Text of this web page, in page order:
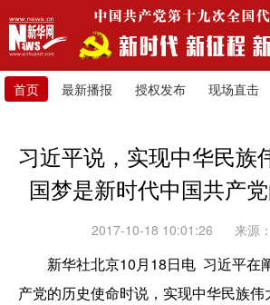
首页 最新播报 授权发布 现场直击
习近平说，实现中华民族
国梦是新时代中国共产
2017-10-18 10:01:26 来源：
新华社北京10月18日电 习近平在
产党的历史使命时说，实现中华民族